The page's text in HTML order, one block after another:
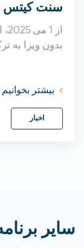
سنت‌ کیتس
بدون ویزا به
بیشتر بخوانیم
اخبار
سایر